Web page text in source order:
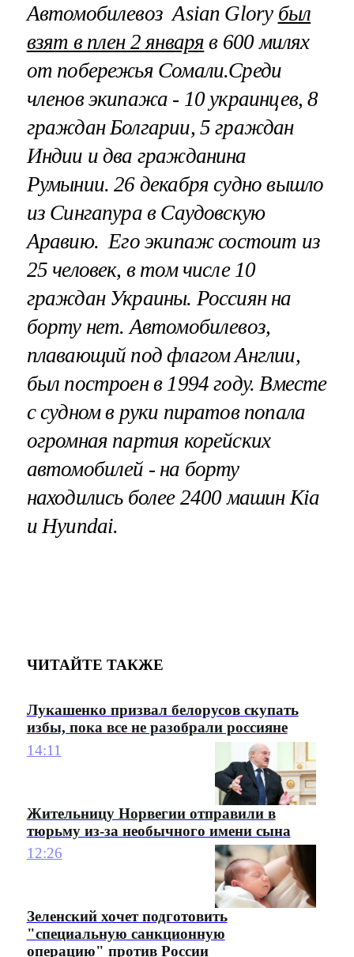
Автомобилевоз Asian Glory был
взят в плен 2 января в 600 милях
от побережья Сомали.Среди
членов экипажа - 10 украинцев, 8
граждан Болгарии, 5 граждан
Индии и два гражданина
Румынии. 26 декабря судно вышло
из Сингапура в Саудовскую
Аравию. Его экипаж состоит из
25 человек, в том числе 10
граждан Украины. Россиян на
борту нет. Автомобилевоз,
плавающий под флагом Англии,
был построен в 1994 году. Вместе
с судном в руки пиратов попала
огромная партия корейских
автомобилей - на борту
находились более 2400 машин Kia
и Hyundai.
ЧИТАЙТЕ ТАКЖЕ
Лукашенко призвал белорусов скупать
избы, пока все не разобрали россияне
14:11
Жительницу Норвегии отправили в
тюрьму из-за необычного имени сына
12:26
Зеленский хочет подготовить
"специальную санкционную
операцию" против России